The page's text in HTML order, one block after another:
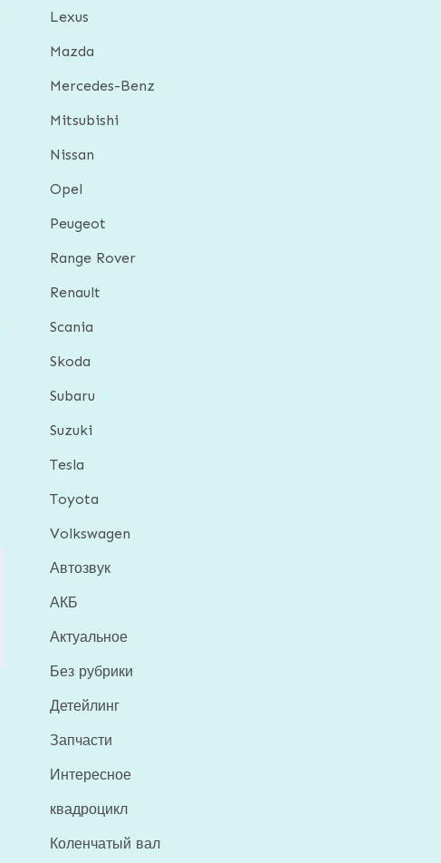
Lexus
Mazda
Mercedes-Benz
Mitsubishi
Nissan
Opel
Peugeot
Range Rover
Renault
Scania
Skoda
Subaru
Suzuki
Tesla
Toyota
Volkswagen
Автозвук
АКБ
Актуальное
Без рубрики
Детейлинг
Запчасти
Интересное
квадроцикл
Коленчатый вал